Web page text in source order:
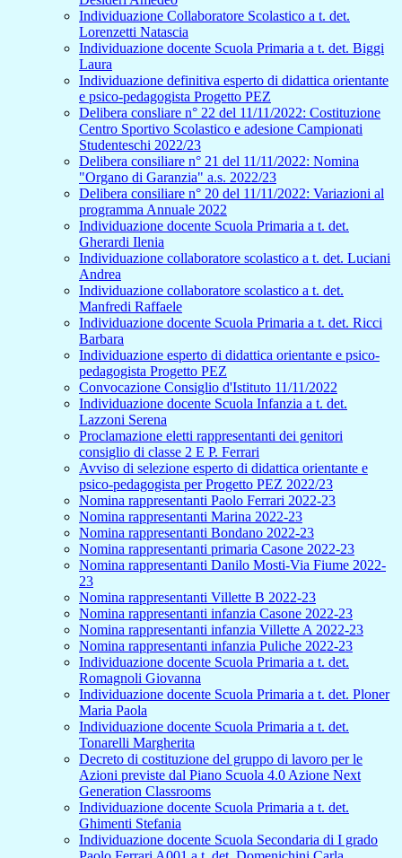
Individuazione Collaboratore Scolastico a t. det.
Lorenzetti Natascia
Individuazione docente Scuola Primaria a t. det. Biggi
Laura
Individuazione definitiva esperto di didattica orientante
e psico-pedagogista Progetto PEZ
Delibera consliare n° 22 del 11/11/2022: Costituzione
Centro Sportivo Scolastico e adesione Campionati
Studenteschi 2022/23
Delibera consiliare n° 21 del 11/11/2022: Nomina
"Organo di Garanzia" a.s. 2022/23
Delibera consiliare n° 20 del 11/11/2022: Variazioni al
programma Annuale 2022
Individuazione docente Scuola Primaria a t. det.
Gherardi Ilenia
Individuazione collaboratore scolastico a t. det. Luciani
Andrea
Individuazione collaboratore scolastico a t. det.
Manfredi Raffaele
Individuazione docente Scuola Primaria a t. det. Ricci
Barbara
Individuazione esperto di didattica orientante e psico-
pedagogista Progetto PEZ
Convocazione Consiglio d'Istituto 11/11/2022
Individuazione docente Scuola Infanzia a t. det.
Lazzoni Serena
Proclamazione eletti rappresentanti dei genitori
consiglio di classe 2 E P. Ferrari
Avviso di selezione esperto di didattica orientante e
psico-pedagogista per Progetto PEZ 2022/23
Nomina rappresentanti Paolo Ferrari 2022-23
Nomina rappresentanti Marina 2022-23
Nomina rappresentanti Bondano 2022-23
Nomina rappresentanti primaria Casone 2022-23
Nomina rappresentanti Danilo Mosti-Via Fiume 2022-
23
Nomina rappresentanti Villette B 2022-23
Nomina rappresentanti infanzia Casone 2022-23
Nomina rappresentanti infanzia Villette A 2022-23
Nomina rappresentanti infanzia Puliche 2022-23
Individuazione docente Scuola Primaria a t. det.
Romagnoli Giovanna
Individuazione docente Scuola Primaria a t. det. Ploner
Maria Paola
Individuazione docente Scuola Primaria a t. det.
Tonarelli Margherita
Decreto di costituzione del gruppo di lavoro per le
Azioni previste dal Piano Scuola 4.0 Azione Next
Generation Classrooms
Individuazione docente Scuola Primaria a t. det.
Ghimenti Stefania
Individuazione docente Scuola Secondaria di I grado